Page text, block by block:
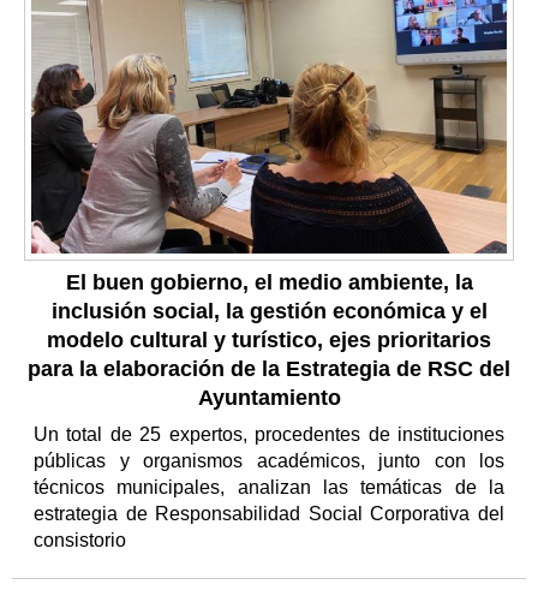
El buen gobierno, el medio ambiente, la
inclusión social, la gestión económica y el
modelo cultural y turístico, ejes prioritarios
para la elaboración de la Estrategia de RSC del
Ayuntamiento
Un total de 25 expertos, procedentes de instituciones
públicas y organismos académicos, junto con los
técnicos municipales, analizan las temáticas de la
estrategia de Responsabilidad Social Corporativa del
consistorio